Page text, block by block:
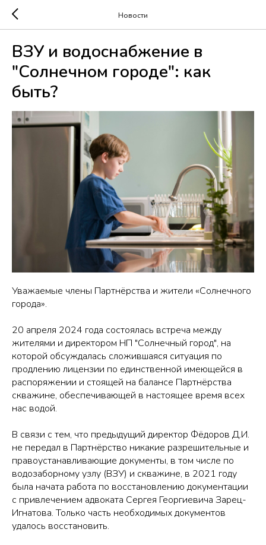
Новости
ВЗУ и водоснабжение в
"Солнечном городе": как
быть?
Уважаемые члены Партнёрства и жители «Солнечного
города».
20 апреля 2024 года состоялась встреча между
жителями и директором НП "Солнечный город", на
которой обсуждалась сложившаяся ситуация по
продлению лицензии по единственной имеющейся в
распоряжении и стоящей на балансе Партнёрства
скважине, обеспечивающей в настоящее время всех
нас водой.
В связи с тем, что предыдущий директор Фёдоров Д.И.
не передал в Партнёрство никакие разрешительные и
правоустанавливающие документы, в том числе по
водозаборному узлу (ВЗУ) и скважине, в 2021 году
была начата работа по восстановлению документации
с привлечением адвоката Сергея Георгиевича Зарец-
Игнатова. Только часть необходимых документов
удалось восстановить.